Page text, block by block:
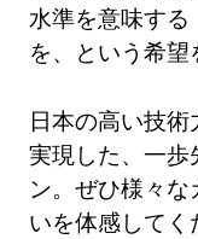
水準を意味す
を、という希望
日本の高い技
実現した、一歩
ン。ぜひ様々
いを体感してく